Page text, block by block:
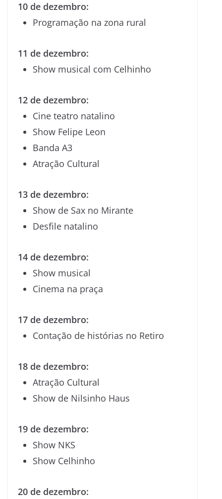
10 de dezembro:
Programação na zona rural
11 de dezembro:
Show musical com Celhinho
12 de dezembro:
Cine teatro natalino
Show Felipe Leon
Banda A3
Atração Cultural
13 de dezembro:
Show de Sax no Mirante
Desfile natalino
14 de dezembro:
Show musical
Cinema na praça
17 de dezembro:
Contação de histórias no Retiro
18 de dezembro:
Atração Cultural
Show de Nilsinho Haus
19 de dezembro:
Show NKS
Show Celhinho
20 de dezembro: